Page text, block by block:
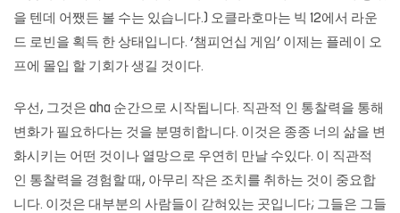
을 텐데 어쨌든 볼 수는 있습니다.) 오클라호마는 빅 12에서 라운
드 로빈을 획득 한 상태입니다. ‘챔피언십 게임’ 이제는 플레이 오
프에 몰입 할 기회가 생길 것이다.
우선, 그것은 aha 순간으로 시작됩니다. 직관적 인 통찰력을 통해
변화가 필요하다는 것을 분명히합니다. 이것은 종종 너의 삶을 변
화시키는 어떤 것이나 열망으로 우연히 만날 수있다. 이 직관적
인 통찰력을 경험할 때, 아무리 작은 조치를 취하는 것이 중요합
니다. 이것은 대부분의 사람들이 갇혀있는 곳입니다; 그들은 그들